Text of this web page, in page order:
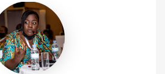
Gratias
Kibanja